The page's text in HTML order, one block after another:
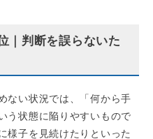
｜判断を誤らないた
ない状況では、「何から手
う状態に陥りやすいもので
様子を見続けたりといった